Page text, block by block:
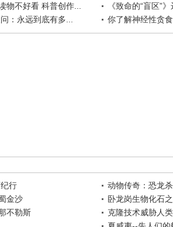
物不好看 科普创作...
《致命的“盲区”
：永远到底有多...
你了解神经性贪
行
动物传奇：恐龙
金沙
卧龙岗生物化石
不勒斯
克隆技术威胁人